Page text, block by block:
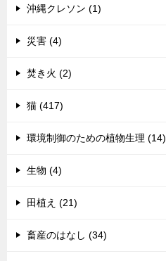
沖縄クレソン (1)
災害 (4)
焚き火 (2)
猫 (417)
環境制御のための植物生理 (14)
生物 (4)
田植え (21)
畜産のはなし (34)